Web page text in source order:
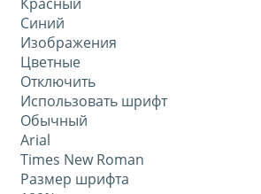
Синий
Изображения
Цветные
Отключить
Использовать шрифт
Обычный
Arial
Times New Roman
Размер шрифта